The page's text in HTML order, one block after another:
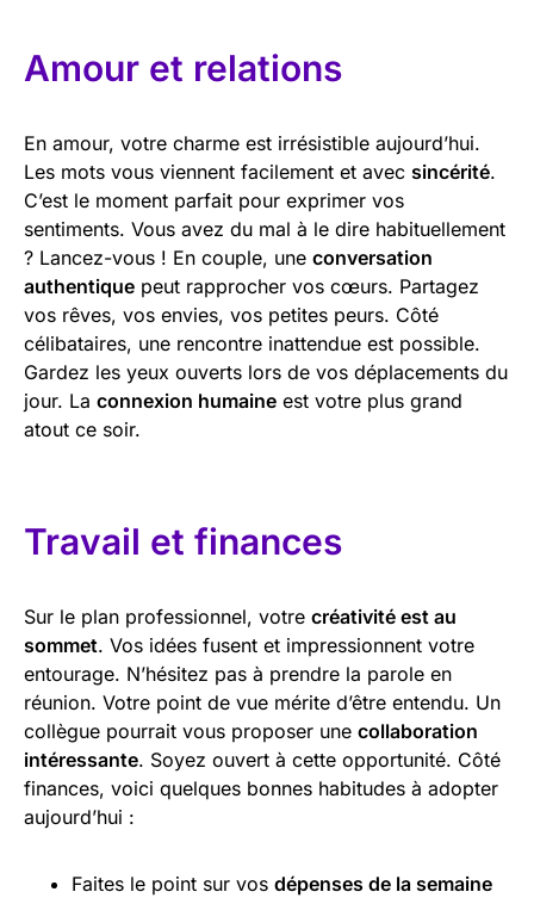
Amour et relations
En amour, votre charme est irrésistible aujourd’hui.
Les mots vous viennent facilement et avec sincérité.
C’est le moment parfait pour exprimer vos
sentiments. Vous avez du mal à le dire habituellement
? Lancez-vous ! En couple, une conversation
authentique peut rapprocher vos cœurs. Partagez
vos rêves, vos envies, vos petites peurs. Côté
célibataires, une rencontre inattendue est possible.
Gardez les yeux ouverts lors de vos déplacements du
jour. La connexion humaine est votre plus grand
atout ce soir.
Travail et finances
Sur le plan professionnel, votre créativité est au
sommet. Vos idées fusent et impressionnent votre
entourage. N’hésitez pas à prendre la parole en
réunion. Votre point de vue mérite d’être entendu. Un
collègue pourrait vous proposer une collaboration
intéressante. Soyez ouvert à cette opportunité. Côté
finances, voici quelques bonnes habitudes à adopter
aujourd’hui :
Faites le point sur vos dépenses de la semaine